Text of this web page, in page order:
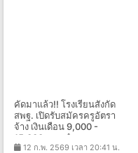
คัดมาแล้ว!! โรงเรียนสังกัด
สพฐ. เปิดรับสมัครครูอัตรา
จ้าง เงินเดือน 9,000 -
15,000 บาท จำนวนหลาย
อัตรา หลายจังหวัด ทั่ว
12 ก.พ. 2569 เวลา 20:41 น.